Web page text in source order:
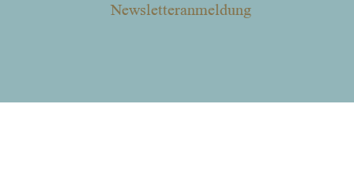
Newsletteranmeldung